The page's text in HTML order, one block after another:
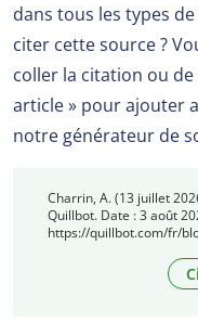
dans tous les types
citer cette source ?
coller la citation ou
article » pour ajouter
notre générateur de
Charrin, A. (13 juillet
Quillbot. Date : 3 août
https://quillbot.com/fr/